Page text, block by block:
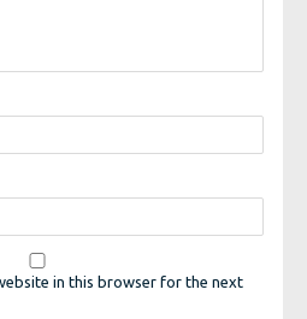
in this browser for the next